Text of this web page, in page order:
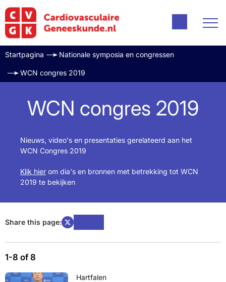
Startpagina Nationale symposia en congressen
WCN congres 2019
WCN congres 2019
Nieuws, video's en presentaties gerelateerd aan het
WCN Congres 2019
Klik hier om dia's en bronnen met betrekking tot WCN
2019 te bekijken
Share this page:
1-8 of 8
Hartfalen